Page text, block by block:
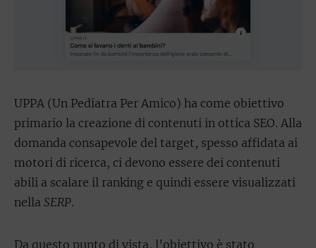
UPPA (Un Pediatra Per Amico) ha come obiettivo
primario la creazione di contenuti in ottica SEO. Alla
domanda consapevole del target, spesso affidata ai
motori di ricerca, ci devono essere dei contenuti
abili a scalare il ranking e quindi essere visualizzati
nella SERP.
Da questo punto di vista, l’obiettivo è stato